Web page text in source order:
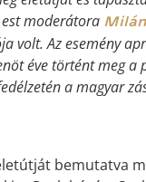
moderátora
volt. Az esemény
éve történt meg
a magyar
bemutatva